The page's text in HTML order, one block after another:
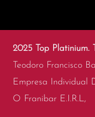
2025 Top Platinium.
Teodoro Francisco
Empresa Individual
O Franibar E.I.R.L,